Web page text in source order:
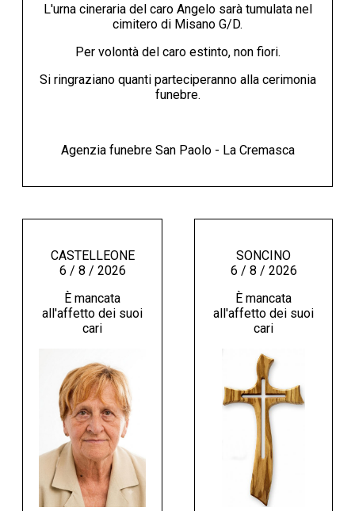
L'urna cineraria del caro Angelo sarà tumulata nel
cimitero di Misano G/D.
Per volontà del caro estinto, non fiori.
Si ringraziano quanti parteciperanno alla cerimonia
funebre.
Agenzia funebre San Paolo - La Cremasca
CASTELLEONE
6 / 8 / 2026
È mancata
all'affetto dei suoi
cari
SONCINO
6 / 8 / 2026
È mancata
all'affetto dei suoi
cari